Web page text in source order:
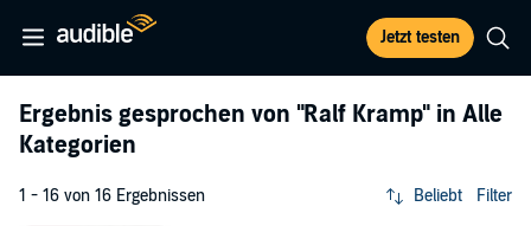
Jetzt testen
Ergebnis gesprochen von "Ralf Kramp" in Alle
Kategorien
1 - 16 von 16 Ergebnissen Beliebt Filter